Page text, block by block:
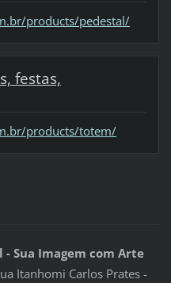
products/pedestal/
festas,
products/totem/
- Sua Imagem com Arte
Itanhomi Carlos Prates -